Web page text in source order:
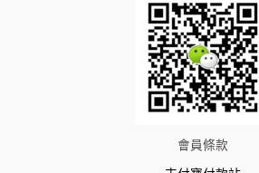
會員條款